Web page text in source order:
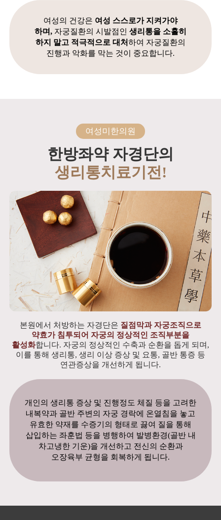
여성의 건강은 여성 스스로가 지켜가야
하며, 자궁질환의 시발점인 생리통을 소홀히
하지 말고 적극적으로 대처하여 자궁질환의
진행과 악화를 막는 것이 중요합니다.
여성미한의원
한방좌약 자경단의
생리통치료기전!
본원에서 처방하는 자경단은 질점막과 자궁조직으로
약효가 침투되어 자궁의 정상적인 조직부분을
활성화합니다. 자궁의 정상적인 수축과 순환을 돕게 되며,
이를 통해 생리통, 생리 이상 증상 및 요통, 골반 통증 등
연관증상을 개선하게 됩니다.
개인의 생리통 증상 및 진행정도 체질 등을 고려한
내복약과 골반 주변의 자궁 경락에 온열침을 놓고
유효한 약재를 수증기의 형태로 끓여 질을 통해
삽입하는 좌훈법 등을 병행하여 발병환경(골반 내
차고냉한 기운)을 개선하고 전신의 순환과
오장육부 균형을 회복하게 됩니다.